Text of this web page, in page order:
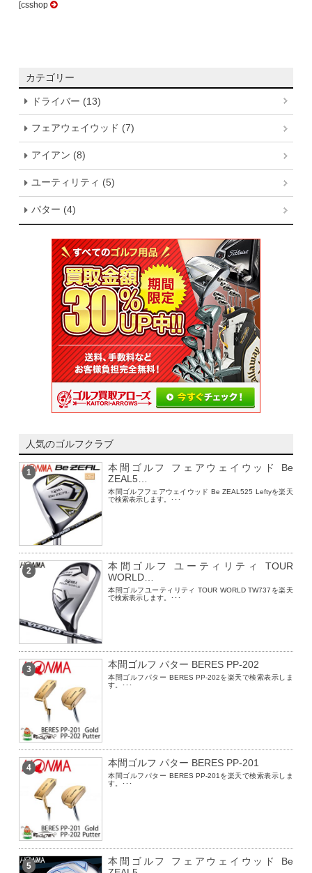
[csshop
カテゴリー
ドライバー (13)
フェアウェイウッド (7)
アイアン (8)
ユーティリティ (5)
パター (4)
人気のゴルフクラブ
1
本間ゴルフ フェアウェイウッド Be
ZEAL5…
本間ゴルフフェアウェイウッド Be ZEAL525 Leftyを楽天
で検索表示します。･･･
2
本間ゴルフ ユーティリティ TOUR
WORLD…
本間ゴルフユーティリティ TOUR WORLD TW737を楽天
で検索表示します。･･･
3 本間ゴルフ パター BERES PP-202
本間ゴルフパター BERES PP-202を楽天で検索表示しま
す。･･･
4 本間ゴルフ パター BERES PP-201
本間ゴルフパター BERES PP-201を楽天で検索表示しま
す。･･･
5
本間ゴルフ フェアウェイウッド Be